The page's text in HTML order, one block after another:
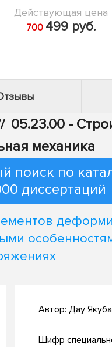
Действующая цена
700 499 руб.
05.23.00 -
механика
поиск по
диссертаций
Автор: Дау Якуба
Шифр